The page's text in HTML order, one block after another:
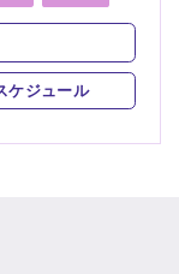
、開運、生霊、
運勢、カルマ、縁
ング
言霊
浄化 祈願
ケジュール